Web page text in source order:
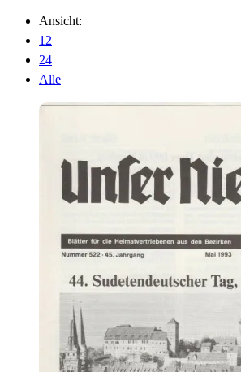
Ansicht:
12
24
Alle